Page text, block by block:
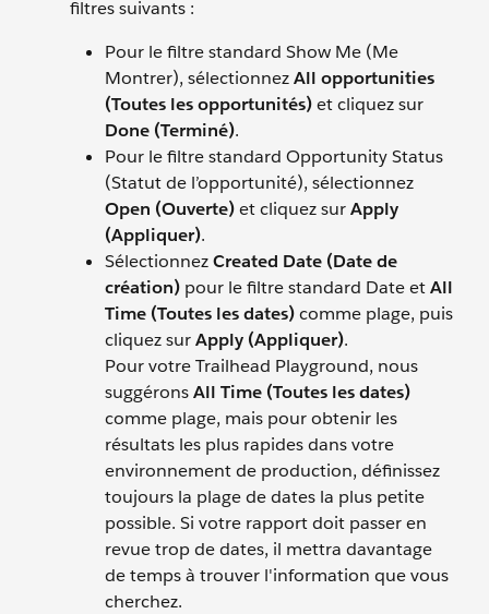
filtres suivants :
Pour le filtre standard Show Me (Me
Montrer), sélectionnezAll opportunities
(Toutes les opportunités)et cliquez sur
Done (Terminé).
Pour le filtre standard Opportunity Status
(Statut de l’opportunité), sélectionnez
Open (Ouverte)et cliquez surApply
(Appliquer).
SélectionnezCreated Date (Date de
création) pour le filtre standard Date etAll
Time (Toutes les dates)comme plage, puis
cliquez surApply (Appliquer).
Pour votre Trailhead Playground, nous
suggéronsAll Time (Toutes les dates)
comme plage, mais pour obtenir les
résultats les plus rapides dans votre
environnement de production, définissez
toujours la plage de dates la plus petite
possible. Si votre rapport doit passer en
revue trop de dates, il mettra davantage
de temps à trouver l'information que vous
cherchez.